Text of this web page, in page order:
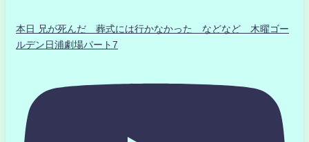
本日 兄が死んだ 葬式には行かなかった などなど 木曜ゴー
ルデン日浦劇場パート7